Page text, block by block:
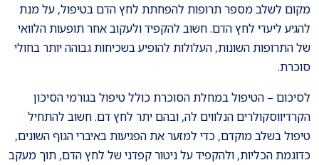
מקום לשלב מספר תרופות להפחתת לחץ הדם בטיפול, על מנת
להגיע ליעדי לחץ הדם. חשוב להקפיד ולעקוב אחר תופעות הלוואי
של התרופות השונות, העלולות להופיע בשכיחות גבוהה יותר בחולי
סוכרת.
לסיכום – הטיפול במחלת הסוכרת כולל טיפול בגורמי הסיכון
הקרדיווסקולרים הנלווים לה, ובהם יתר לחץ דם. חשוב להתחיל
טיפול בשלב מוקדם, כדי למזער את הפגיעות באיברי הגוף השונים,
כדוגמת הכליות, ולהקפיד על ניטור קפדני של לחץ הדם, תוך מעקב